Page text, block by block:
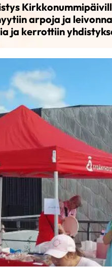
arpoja ja
ja kerrottiin